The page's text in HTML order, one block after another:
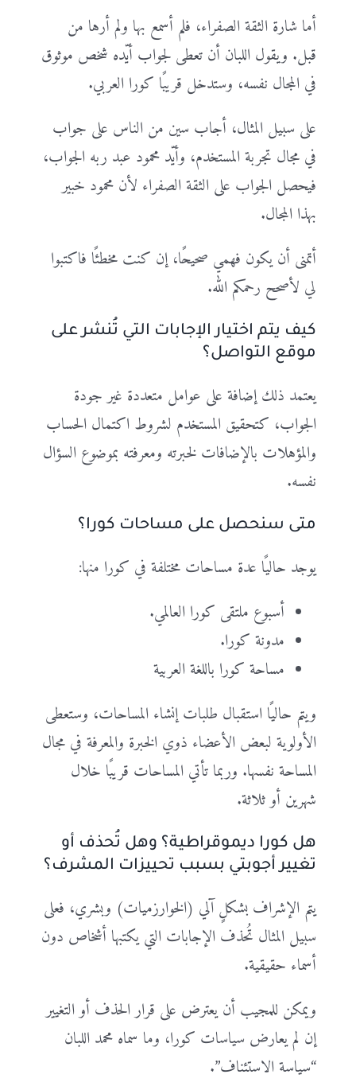
أما شارة الثقة الصفراء، فلم أسمع بها ولم أرها من
قبل. ويقول اللبان أن تعطى لجواب أيّده شخص موثوق
في المجال نفسه، وستدخل قريبًا كورا العربي.
على سبيل المثال، أجاب سين من الناس على جواب
في مجال تجربة المستخدم، وأيّد محمود عبد ربه الجواب،
فيحصل الجواب على الثقة الصفراء لأن محمود خبير
بهذا المجال.
أتمنى أن يكون فهمي صحيحًا، إن كنت مخطئًا فاكتبوا
لي لأصحح رحمكم الله.
كيف يتم اختيار الإجابات التي تُنشر على
موقع التواصل؟
يعتمد ذلك إضافة على عوامل متعددة غير جودة
الجواب، كتحقيق المستخدم لشروط اكتمال الحساب
والمؤهلات بالإضافات لخبرته ومعرفته بموضوع السؤال
نفسه.
متى سنحصل على مساحات كورا؟
يوجد حاليًا عدة مساحات مختلفة في كورا منها:
أسبوع ملتقى كورا العالمي.
مدونة كورا.
مساحة كورا باللغة العربية
ويتم حاليًا استقبال طلبات إنشاء المساحات، وستعطى
الأولوية لبعض الأعضاء ذوي الخبرة والمعرفة في مجال
المساحة نفسها. وربما تأتي المساحات قريبًا خلال
شهرين أو ثلاثة.
هل كورا ديموقراطية؟ وهل تُحذف أو
تغيير أجوبتي بسبب تحييزات المشرف؟
يتم الإشراف بشكلٍ آلي (الخوارزميات) وبشري، فعلى
سبيل المثال تُحذف الإجابات التي يكتبها أشخاص دون
أسماء حقيقية.
ويمكن للمجيب أن يعترض على قرار الحذف أو التغيير
إن لم يعارض سياسات كورا، وما سماه محمد اللبان
“سياسة الاستئناف”.